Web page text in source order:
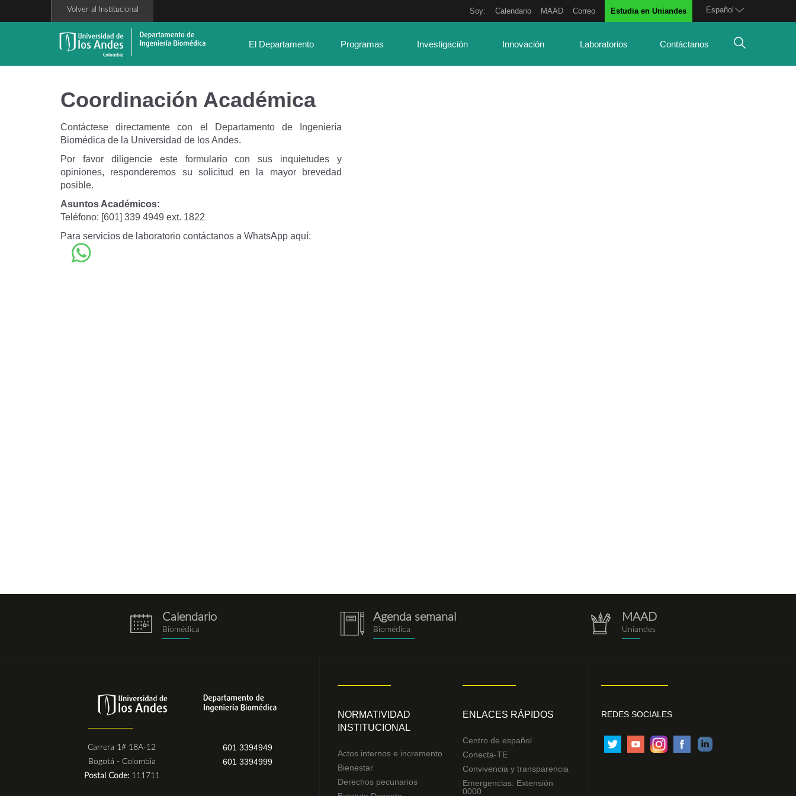
Español
Soy: Calendario MAAD Correo Estudia en Uniandes
Volver al Institucional
El Departamento Programas Investigación Innovación Laboratorios Contáctanos
Coordinación Académica
Contáctese directamente con el Departamento de Ingeniería
Biomédica de la Universidad de los Andes.
Por favor diligencie este formulario con sus inquietudes y
opiniones, responderemos su solicitud en la mayor brevedad
posible.
Asuntos Académicos:
Teléfono: [601] 339 4949 ext. 1822
Para servicios de laboratorio contáctanos a WhatsApp aquí:
eventos.png
Calendario
Biomédica notebook.png
Agenda semanal
Biomédica repositorio.png
MAAD
Uniandes
Carrera 1# 18A-12
Bogotá - Colombia
Postal Code: 111711
601 3394949
601 3394999
NORMATIVIDAD
INSTITUCIONAL
Actos internos e incremento
Bienestar
Derechos pecunarios
ENLACES RÁPIDOS
Centro de español
Conecta-TE
Convivencia y transparencia
Emergencias: Extensión
0000
REDES SOCIALES